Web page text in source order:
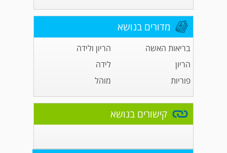
מדורים בנושא
בריאות האשה
הריון ולידה
הריון
לידה
פוריות
מוהל
קישורים בנושא